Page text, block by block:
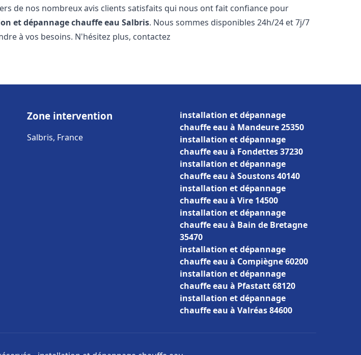
de nos nombreux avis clients satisfaits qui nous ont fait confiance pour
et dépannage chauffe eau Salbris. Nous sommes disponibles 24h/24 et 7j/7
à vos besoins. N'hésitez plus, contactez
Zone intervention
Salbris, France
installation et dépannage
chauffe eau à Mandeure 25350
installation et dépannage
chauffe eau à Fondettes 37230
installation et dépannage
chauffe eau à Soustons 40140
installation et dépannage
chauffe eau à Vire 14500
installation et dépannage
chauffe eau à Bain de Bretagne
35470
installation et dépannage
chauffe eau à Compiègne 60200
installation et dépannage
chauffe eau à Pfastatt 68120
installation et dépannage
chauffe eau à Valréas 84600